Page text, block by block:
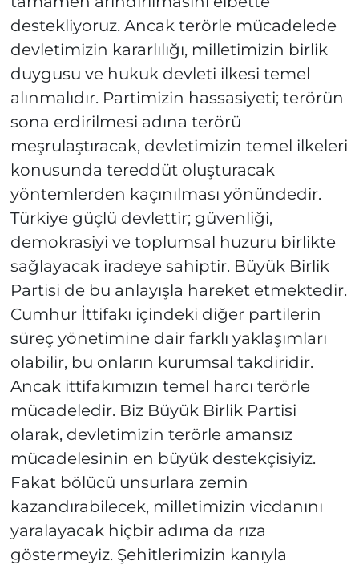
destekliyoruz. Ancak terörle mücadelede
devletimizin kararlılığı, milletimizin birlik
duygusu ve hukuk devleti ilkesi temel
alınmalıdır. Partimizin hassasiyeti; terörün
sona erdirilmesi adına terörü
meşrulaştıracak, devletimizin temel ilkeleri
konusunda tereddüt oluşturacak
yöntemlerden kaçınılması yönündedir.
Türkiye güçlü devlettir; güvenliği,
demokrasiyi ve toplumsal huzuru birlikte
sağlayacak iradeye sahiptir. Büyük Birlik
Partisi de bu anlayışla hareket etmektedir.
Cumhur İttifakı içindeki diğer partilerin
süreç yönetimine dair farklı yaklaşımları
olabilir, bu onların kurumsal takdiridir.
Ancak ittifakımızın temel harcı terörle
mücadeledir. Biz Büyük Birlik Partisi
olarak, devletimizin terörle amansız
mücadelesinin en büyük destekçisiyiz.
Fakat bölücü unsurlara zemin
kazandırabilecek, milletimizin vicdanını
yaralayacak hiçbir adıma da rıza
göstermeyiz. Şehitlerimizin kanıyla